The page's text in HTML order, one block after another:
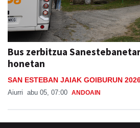
Bus zerbitzua
honetan
SAN ESTEBAN JAIAK GOIBURUN
Aiurri abu 05, 07:00 ANDOAIN